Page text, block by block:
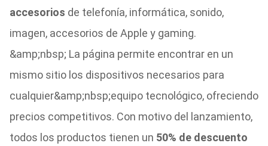
accesorios de telefonía, informática, sonido,
imagen, accesorios de Apple y gaming.
&amp;nbsp; La página permite encontrar en un
mismo sitio los dispositivos necesarios para
cualquier&amp;nbsp;equipo tecnológico, ofreciendo
precios competitivos. Con motivo del lanzamiento,
todos los productos tienen un 50% de descuento